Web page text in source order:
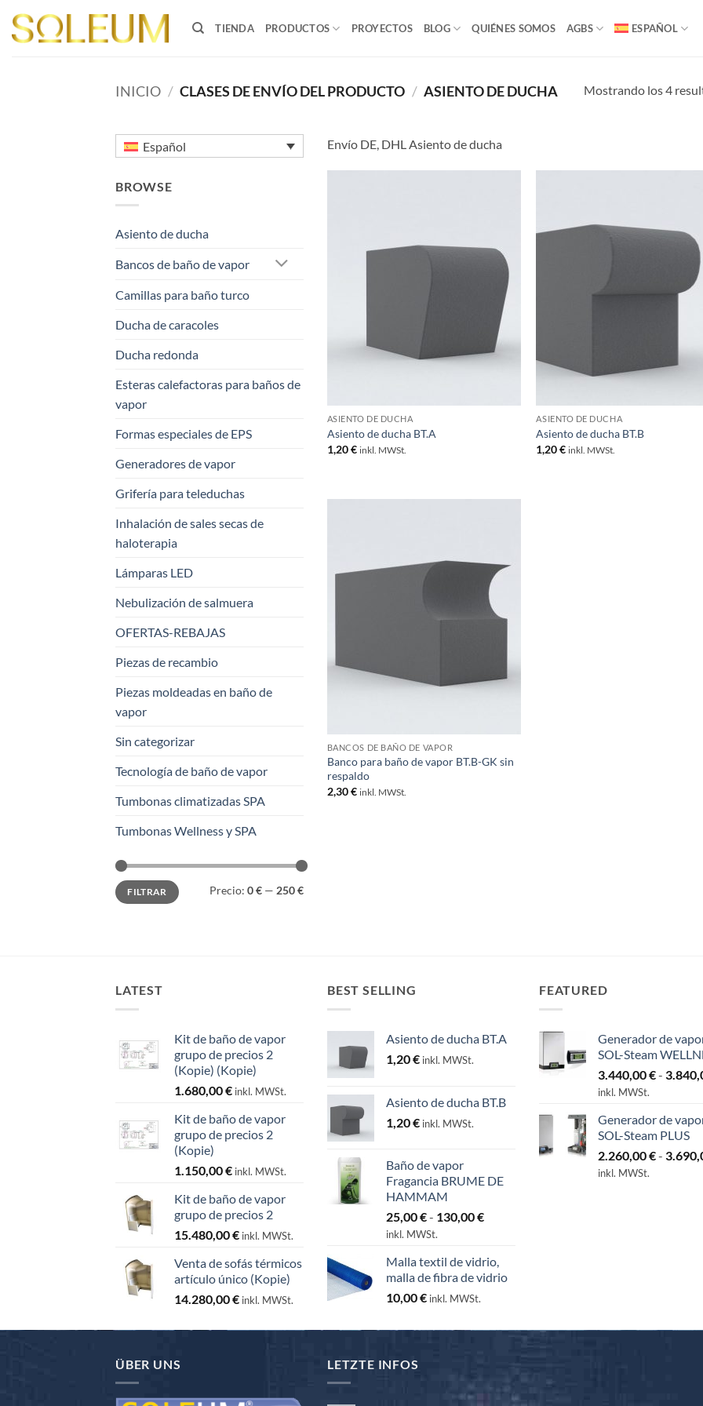
contenido
TIENDA PRODUCTOS PROYECTOS BLOG QUIÉNES SOMOS AGBS ESPAÑOL
INICIO / CLASES DE ENVÍO DEL PRODUCTO / ASIENTO DE DUCHA Mostrando los 4
Español
BROWSE
Asiento de ducha
Bancos de baño de vapor
Camillas para baño turco
Ducha de caracoles
Ducha redonda
Esteras calefactoras para baños de
vapor
Formas especiales de EPS
Generadores de vapor
Grifería para teleduchas
Inhalación de sales secas de
haloterapia
Lámparas LED
Nebulización de salmuera
OFERTAS-REBAJAS
Piezas de recambio
Piezas moldeadas en baño de
vapor
Sin categorizar
Tecnología de baño de vapor
Tumbonas climatizadas SPA
Tumbonas Wellness y SPA
Precio
mínimo
Precio
máximo
FILTRAR Precio: 0 € — 250 €
Envío DE, DHL Asiento de ducha
ASIENTO DE DUCHA
Asiento de ducha BT.A
1,20€ inkl. MWSt.
ASIENTO DE DUCHA
Asiento de ducha BT.B
1,20€ inkl. MWSt.
BANCOS DE BAÑO DE VAPOR
Banco para baño de vapor BT.B-GK sin
respaldo
2,30€ inkl. MWSt.
LATEST
Kit de baño de vapor
grupo de precios 2
(Kopie) (Kopie)
1.680,00€ inkl. MWSt.
Kit de baño de vapor
grupo de precios 2
(Kopie)
1.150,00€ inkl. MWSt.
Kit de baño de vapor
grupo de precios 2
15.480,00€ inkl. MWSt.
Venta de sofás térmicos
artículo único (Kopie)
14.280,00€ inkl. MWSt.
BEST SELLING
Asiento de ducha BT.A
1,20€ inkl. MWSt.
Asiento de ducha BT.B
1,20€ inkl. MWSt.
Baño de vapor
Fragancia BRUME DE
HAMMAM
25,00€- 130,00€Rango
desde
25,00 €
inkl. MWSt.
Malla textil de vidrio,
malla de fibra de vidrio
10,00€ inkl. MWSt.
FEATURED
Generador de
SOL-Steam
3.440,00€-
inkl. MWSt.
Generador de
SOL-Steam PLUS
2.260,00€-
inkl. MWSt.
ÜBER UNS LETZTE INFOS